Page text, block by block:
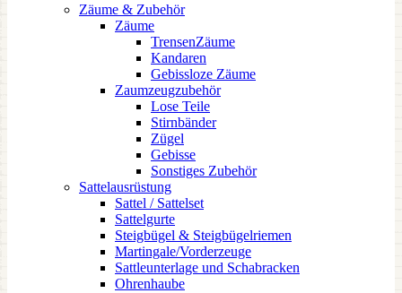
Zäume & Zubehör
Zäume
TrensenZäume
Kandaren
Gebissloze Zäume
Zaumzeugzubehör
Lose Teile
Stirnbänder
Zügel
Gebisse
Sonstiges Zubehör
Sattelausrüstung
Sattel / Sattelset
Sattelgurte
Steigbügel & Steigbügelriemen
Martingale/Vorderzeuge
Sattleunterlage und Schabracken
Ohrenhaube